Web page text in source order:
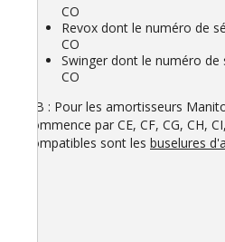
CO
Revox dont le numéro de
CO
Swinger dont le numéro
CO
NB : Pour les amortisseurs
commence par CE, CF, CG, CH,
compatibles sont les buselures